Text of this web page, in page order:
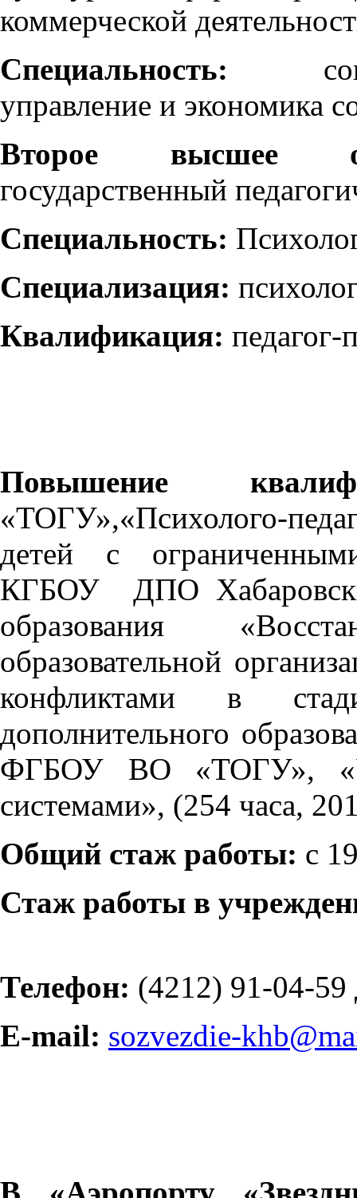
коммерческой
Специальность:
управление и экономика
Второе высшее
государственный
Специальность:
Специализация:
Квалификация: педагог-
Повышение
«ТОГУ»,«Психолого-
детей с
КГБОУ ДПО
образования
образовательной
конфликтами в
дополнительного
ФГБОУ ВО «ТОГУ»,
системами», (254 часа,
Общий стаж работы: с
Стаж работы в
Телефон: (4212) 91-04-
E-mail: sozvezdie-